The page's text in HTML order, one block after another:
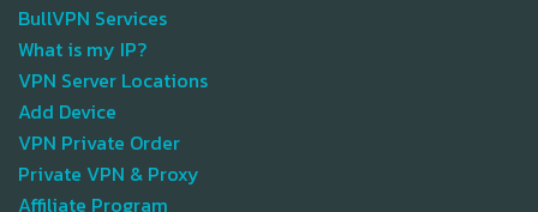
BullVPN Services
What is my IP?
VPN Server Locations
Add Device
VPN Private Order
Private VPN & Proxy
Affiliate Program